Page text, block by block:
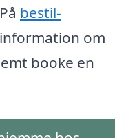
bestil-
om
booke en